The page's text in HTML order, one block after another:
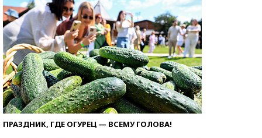
ПРАЗДНИК, ГДЕ ОГУРЕЦ — ВСЕМУ ГОЛОВА!